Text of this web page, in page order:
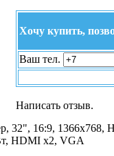
Хочу купить,
Ваш тел.
Написать отзыв.
32", 16:9, 1366x768,
HDMI x2, VGA